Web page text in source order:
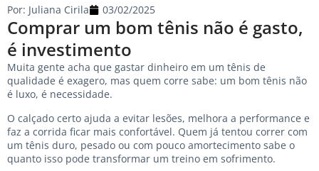
Comprar um bom tênis não é gasto,
é investimento
Por: Juliana Cirila 03/02/2025
Muita gente acha que gastar dinheiro em um tênis de
qualidade é exagero, mas quem corre sabe: um bom tênis não
é luxo, é necessidade.
O calçado certo ajuda a evitar lesões, melhora a performance e
faz a corrida ficar mais confortável. Quem já tentou correr com
um tênis duro, pesado ou com pouco amortecimento sabe o
quanto isso pode transformar um treino em sofrimento.